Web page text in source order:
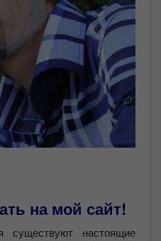
на мой сайт!
настоящие